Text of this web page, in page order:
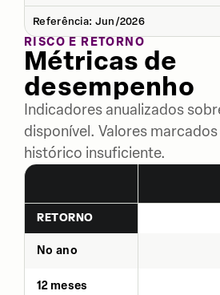
Referência: Jun/2026
RISCO E RETORNO
Métricas de
desempenho
Indicadores anualizados
disponível. Valores
histórico insuficiente.
RETORNO
No ano
12 meses